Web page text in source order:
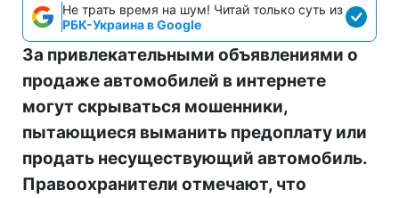
Не трать время на шум! Читай только суть из
РБК-Украина в Google
За привлекательными объявлениями о
продаже автомобилей в интернете
могут скрываться мошенники,
пытающиеся выманить предоплату или
продать несуществующий автомобиль.
Правоохранители отмечают, что